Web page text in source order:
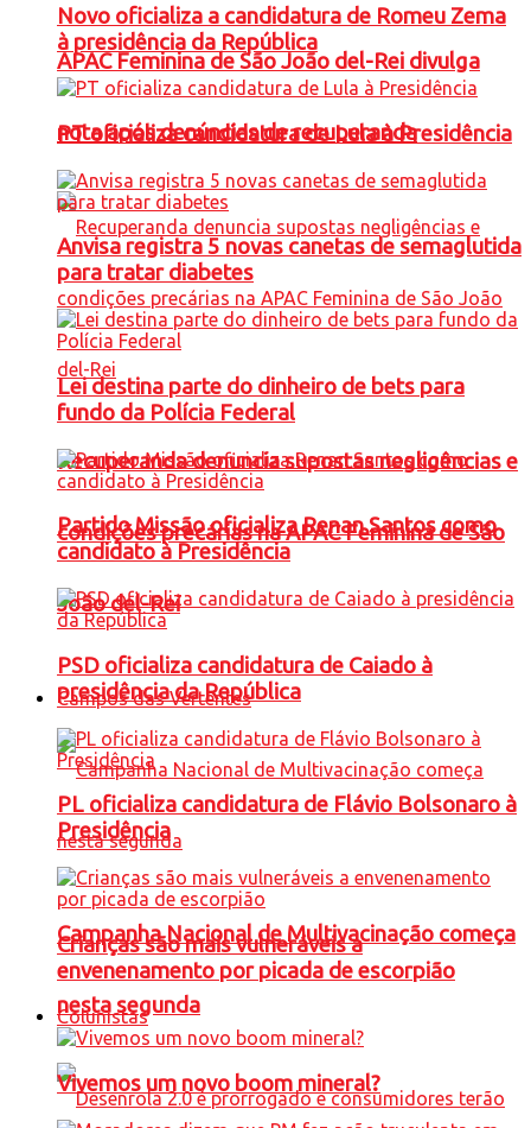
APAC Feminina de São João del-Rei divulga
nota após denúncias de recuperanda
Recuperanda denuncia supostas negligências e
condições precárias na APAC Feminina de São
João del-Rei
Campos das Vertentes
Campanha Nacional de Multivacinação começa
nesta segunda
Novo oficializa a candidatura de Romeu Zema
à presidência da República
PT oficializa candidatura de Lula à Presidência
Anvisa registra 5 novas canetas de semaglutida
para tratar diabetes
Lei destina parte do dinheiro de bets para
fundo da Polícia Federal
Partido Missão oficializa Renan Santos como
candidato à Presidência
PSD oficializa candidatura de Caiado à
presidência da República
PL oficializa candidatura de Flávio Bolsonaro à
Presidência
Crianças são mais vulneráveis a
envenenamento por picada de escorpião
Colunistas
Vivemos um novo boom mineral?